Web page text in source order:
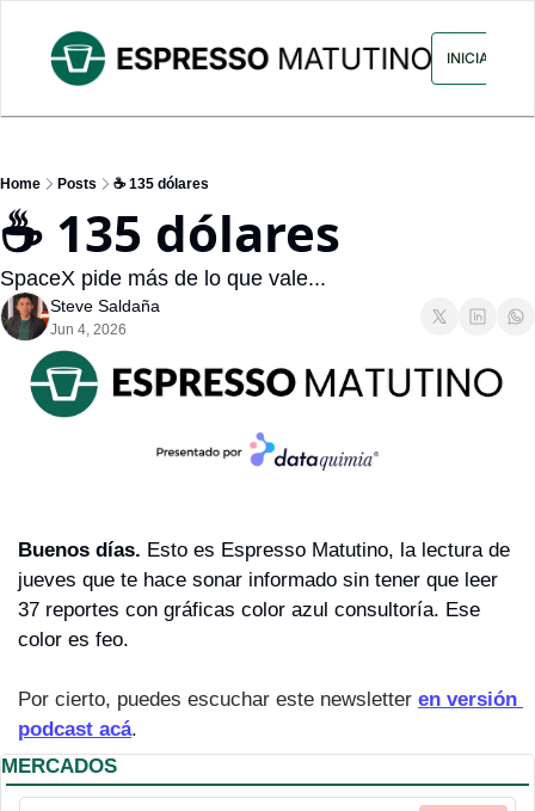
ARCHIVO ANUNCIA CON
INICIAR
Home Posts ☕ 135 dólares
☕ 135 dólares
SpaceX pide más de lo que vale...
Steve Saldaña
Jun 4, 2026
Buenos días. Esto es Espresso Matutino, la lectura de
jueves que te hace sonar informado sin tener que leer
37 reportes con gráficas color azul consultoría. Ese
color es feo.
Por cierto, puedes escuchar este newsletter en versión
podcast acá.
MERCADOS